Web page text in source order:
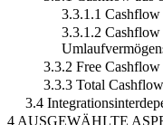
3.3.1.1 Cashflow
3.3.1.2 Cashflow
3.3.2 Free Cashflow
3.3.3 Total Cashflow
3.4
4 AUSGEWÄHLTE